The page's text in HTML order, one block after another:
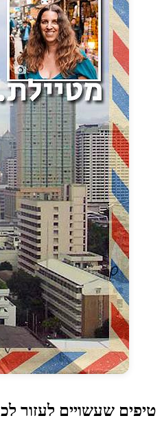
טיפים שעשויים לעזור